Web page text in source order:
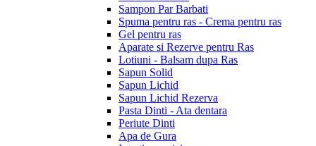
Sampon Par Barbati
Spuma pentru ras - Crema pentru ras
Gel pentru ras
Aparate si Rezerve pentru Ras
Lotiuni - Balsam dupa Ras
Sapun Solid
Sapun Lichid
Sapun Lichid Rezerva
Pasta Dinti - Ata dentara
Periute Dinti
Apa de Gura